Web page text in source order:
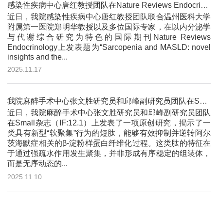
感染性疾病中心唐红教授团队在Nature Reviews Endocrinology发文：揭示代谢综合征在脂肪肝与肌少症共病...
近日，我院感染性疾病中心唐红教授团队联合温州医科大学
附属第一医院郑明华教授以及多位国际专家，在以内分泌学
与代谢综合研究为特色的国际期刊Nature Reviews
Endocrinology上发表题为“Sarcopenia and MASLD: novel
insights and the...
2025.11.17
我院麻醉手术中心张文胜研究员和邱峰副研究员团队在Small杂志发表原创研究 揭示一类短肽能够有效抑制并逆转阿尔茨海默症相关的...
近日，我院麻醉手术中心张文胜研究员和邱峰副研究员团队
在Small杂志（IF:12.1）上发表了一项原创研究，揭示了一
类具有新型“软聚集”行为的短肽，能够有效抑制并逆转阿尔
茨海默症相关的β-淀粉样蛋白纤维化过程。这类肽的特征在
于通过强疏水作用发生聚集，并非形成有序稳定的组装体，
而是无序动态的...
2025.11.10